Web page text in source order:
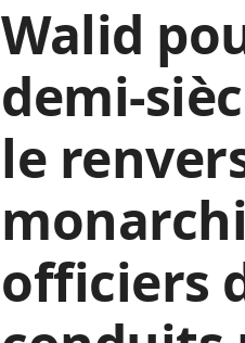
Walid
demi-
le
officiers